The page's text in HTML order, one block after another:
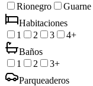
Rionegro
Guarne
Habitaciones
1
2 3
4+
Baños
1
2
3+
Parqueaderos